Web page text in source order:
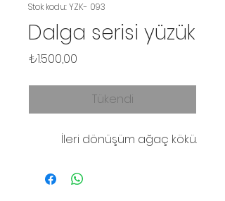
Stok kodu: YZK- 093
Dalga serisi yüzük
₺1.500,00
Tükendi
İleri dönüşüm ağaç kökü.